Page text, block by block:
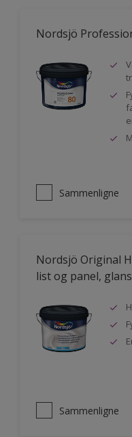
Nordsjö
Sammenligne
Nordsjö Original
list og panel,
Sammenligne